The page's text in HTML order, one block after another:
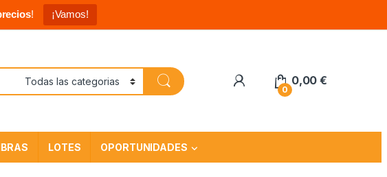
! ¡Vamos!
0
0,00€
LOTES OPORTUNIDADES